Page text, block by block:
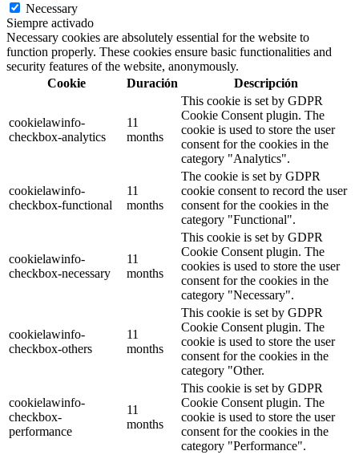
Necessary
Siempre activado
Necessary cookies are absolutely essential for the website to
function properly. These cookies ensure basic functionalities and
security features of the website, anonymously.
Cookie
Duración Descripción
cookielawinfo-
checkbox-analytics
11
months
This cookie is set by GDPR
Cookie Consent plugin. The
cookie is used to store the user
consent for the cookies in the
category "Analytics".
cookielawinfo-
checkbox-functional
11
months
The cookie is set by GDPR
cookie consent to record the user
consent for the cookies in the
category "Functional".
cookielawinfo-
checkbox-necessary
11
months
This cookie is set by GDPR
Cookie Consent plugin. The
cookies is used to store the user
consent for the cookies in the
category "Necessary".
cookielawinfo-
checkbox-others
11
months
This cookie is set by GDPR
Cookie Consent plugin. The
cookie is used to store the user
consent for the cookies in the
category "Other.
cookielawinfo-
checkbox-
performance
11
months
This cookie is set by GDPR
Cookie Consent plugin. The
cookie is used to store the user
consent for the cookies in the
category "Performance".